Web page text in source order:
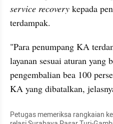
service recovery kepada
terdampak.
"Para penumpang KA
layanan sesuai aturan yang
pengembalian bea 100
KA yang dibatalkan,
Petugas memeriksa rangkaian